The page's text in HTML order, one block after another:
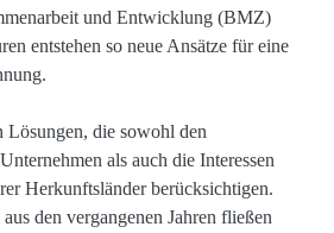
und Entwicklung (BMZ)
entstehen so neue Ansätze für eine
die sowohl den
als auch die Interessen
Herkunftsländer berücksichtigen.
den vergangenen Jahren fließen